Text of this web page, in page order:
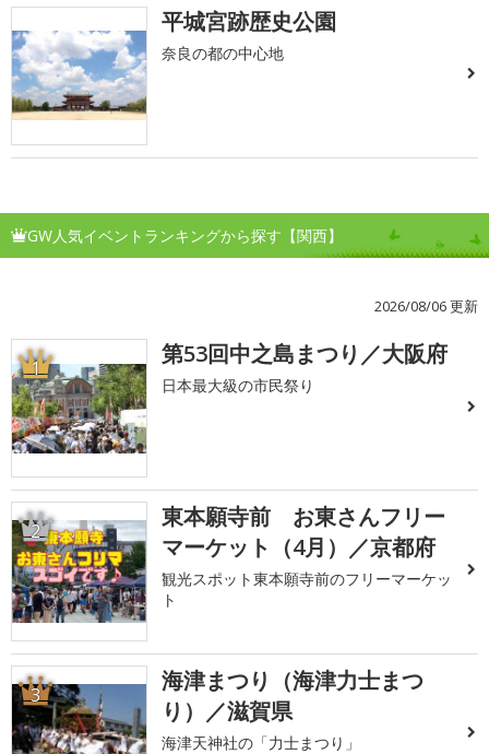
平城宮跡歴史公園
奈良の都の中心地
GW人気イベントランキングから探す【関西】
2026/08/06 更新
1 第53回中之島まつり／大阪府
日本最大級の市民祭り
2
東本願寺前 お東さんフリー
マーケット（4月）／京都府
観光スポット東本願寺前のフリーマーケッ
ト
3
海津まつり（海津力士まつ
り）／滋賀県
海津天神社の「力士まつり」